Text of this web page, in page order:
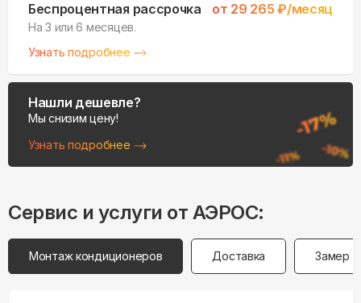
Беспроцентная рассрочка от 29 265 ₽/месяц
На 3 или 6 месяцев.
Узнать подробнее
Нашли дешевле?
Мы снизим цену!
Узнать подробнее
Сервис и услуги от АЭРОС:
Монтаж кондиционеров Доставка Замер